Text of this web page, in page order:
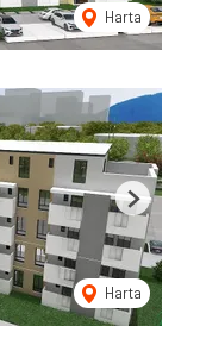
Harta
Harta
Next